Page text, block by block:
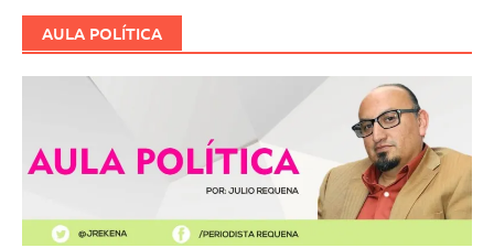
AULA POLÍTICA